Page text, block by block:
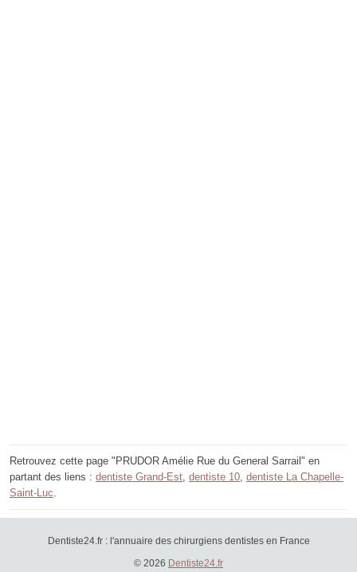
Retrouvez cette page "PRUDOR Amélie Rue du General Sarrail" en
partant des liens : dentiste Grand-Est dentiste 10 dentiste La Chapelle-
Saint-Luc
Dentiste24.fr : l'annuaire des chirurgiens dentistes en France
© 2026 Dentiste24.fr